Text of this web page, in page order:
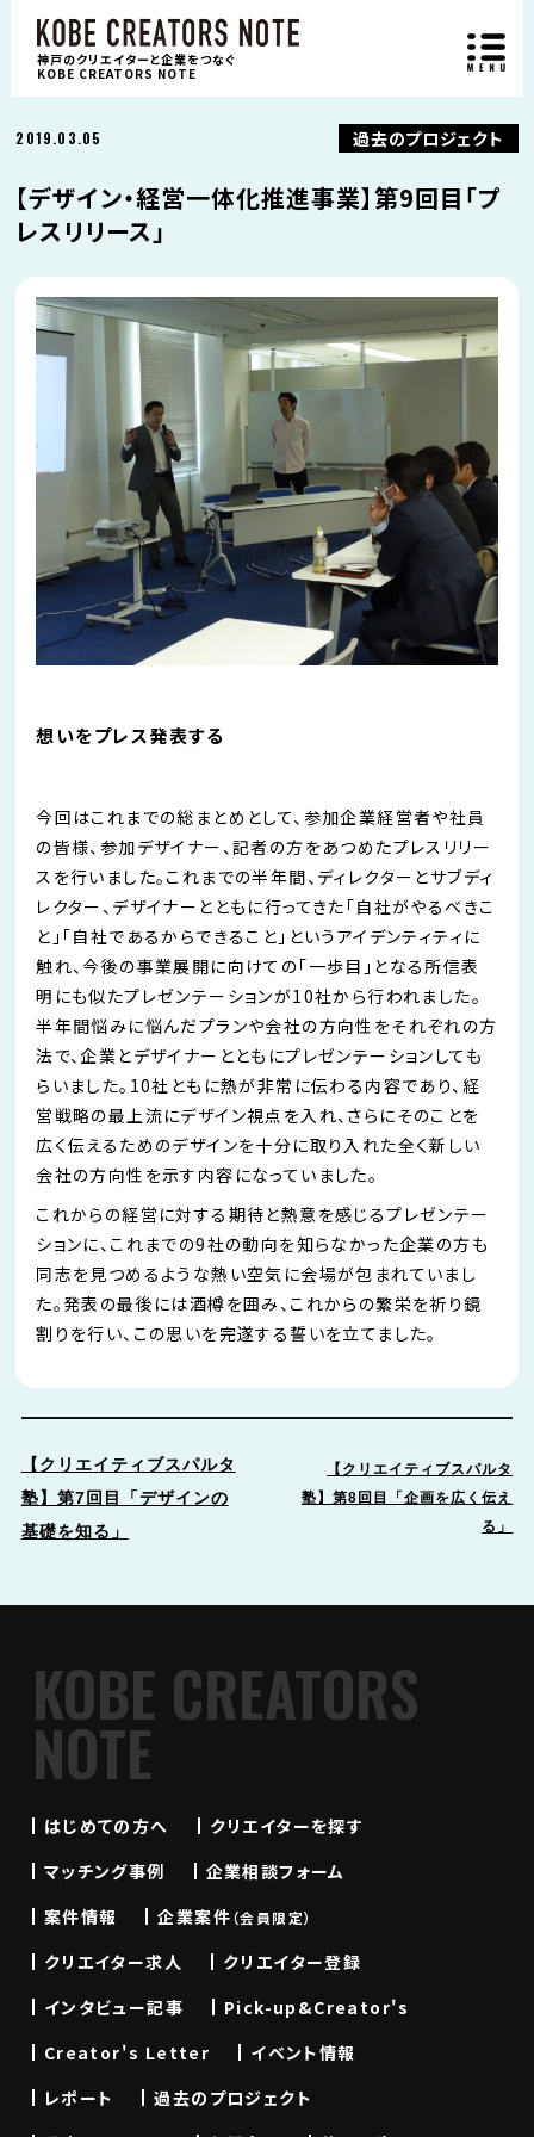
神戸のクリエイターと企業をつなぐ
KOBE CREATORS NOTE
過去のプロジェクト
2019.03.05
【デザイン・経営一体化推進事業】第9回目「プ
レスリリース」
想いをプレス発表する
今回はこれまでの総まとめとして、参加企業経営者や社員
の皆様、参加デザイナー、記者の方をあつめたプレスリリー
スを行いました。これまでの半年間、ディレクターとサブディ
レクター、デザイナーとともに行ってきた「自社がやるべきこ
と」「自社であるからできること」というアイデンティティに
触れ、今後の事業展開に向けての「一歩目」となる所信表
明にも似たプレゼンテーションが10社から行われました。
半年間悩みに悩んだプランや会社の方向性をそれぞれの方
法で、企業とデザイナーとともにプレゼンテーションしても
らいました。10社ともに熱が非常に伝わる内容であり、経
営戦略の最上流にデザイン視点を入れ、さらにそのことを
広く伝えるためのデザインを十分に取り入れた全く新しい
会社の方向性を示す内容になっていました。
これからの経営に対する期待と熱意を感じるプレゼンテー
ションに、これまでの9社の動向を知らなかった企業の方も
同志を見つめるような熱い空気に会場が包まれていまし
た。発表の最後には酒樽を囲み、これからの繁栄を祈り鏡
割りを行い、この思いを完遂する誓いを立てました。
【クリエイティブスパルタ
塾】第7回目「デザインの
基礎を知る」
【クリエイティブスパルタ
塾】第8回目「企画を広く伝え
る」
KOBE CREATORS
NOTE
はじめての方へ
クリエイターを探す
マッチング事例
企業相談フォーム
案件情報
企業案件（会員限定）
クリエイター求人
クリエイター登録
インタビュー記事
Pick-up&Creator's
Creator's Letter
イベント情報
レポート
過去のプロジェクト